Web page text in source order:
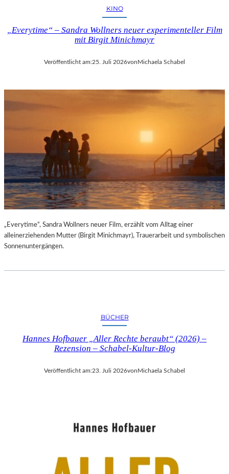
KINO
„Everytime“ – Sandra Wollners neuer experimenteller Film
mit Birgit Minichmayr
Veröffentlicht am:25. Juli 2026vonMichaela Schabel
„Everytime“, Sandra Wollners neuer Film, erzählt vom Alltag einer
alleinerziehenden Mutter (Birgit Minichmayr), Trauerarbeit und symbolischen
Sonnenuntergängen.
BÜCHER
Hannes Hofbauer „Aller Rechte beraubt“ (2026) –
Rezension – Schabel-Kultur-Blog
Veröffentlicht am:23. Juli 2026vonMichaela Schabel